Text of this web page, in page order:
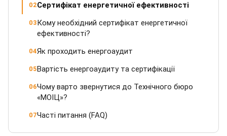
02Сертифікат енергетичної ефективності
03Кому необхідний сертифікат енергетичної
ефективності?
04Як проходить енергоаудит
05Вартість енергоаудиту та сертифікації
06Чому варто звернутися до Технічного бюро
«МОІЦ»?
07Часті питання (FAQ)